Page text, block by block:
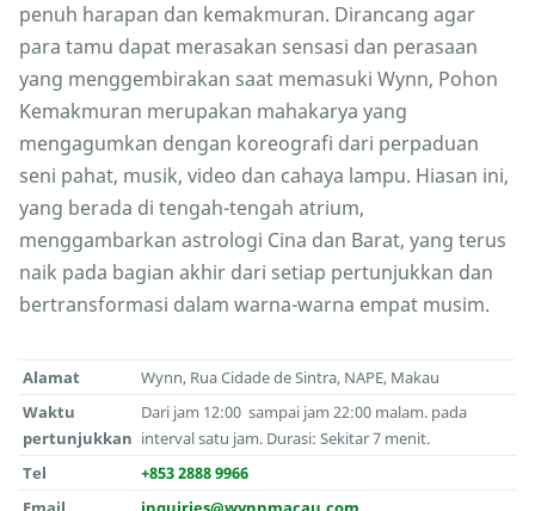
penuh harapan dan kemakmuran. Dirancang agar
para tamu dapat merasakan sensasi dan perasaan
yang menggembirakan saat memasuki Wynn, Pohon
Kemakmuran merupakan mahakarya yang
mengagumkan dengan koreografi dari perpaduan
seni pahat, musik, video dan cahaya lampu. Hiasan ini,
yang berada di tengah-tengah atrium,
menggambarkan astrologi Cina dan Barat, yang terus
naik pada bagian akhir dari setiap pertunjukkan dan
bertransformasi dalam warna-warna empat musim.
Alamat
Wynn, Rua Cidade de Sintra, NAPE, Makau
Waktu
pertunjukkan
Dari jam 12:00 sampai jam 22:00 malam. pada
interval satu jam. Durasi: Sekitar 7 menit.
Tel
+853 2888 9966